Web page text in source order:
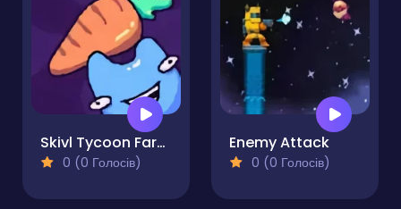
Skivl Tycoon Farm Magnat
0 (0 Голосів)
Enemy Attack
0 (0 Голосів)